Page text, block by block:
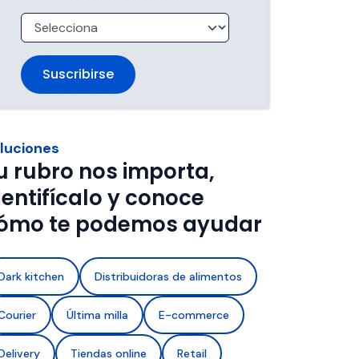
con
de frío y
rubro nos importa,
y conoce
te podemos ayudar
kitchen Distribuidoras de alimentos
Última milla E-commerce
Tiendas online Retail